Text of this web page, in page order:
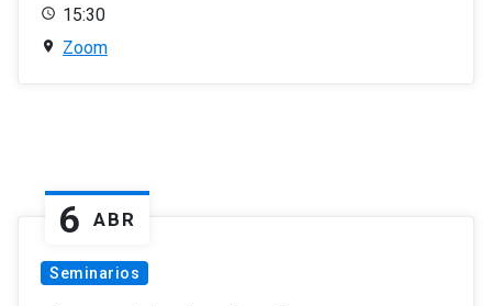
15:30
Zoom
6 ABR
Seminarios